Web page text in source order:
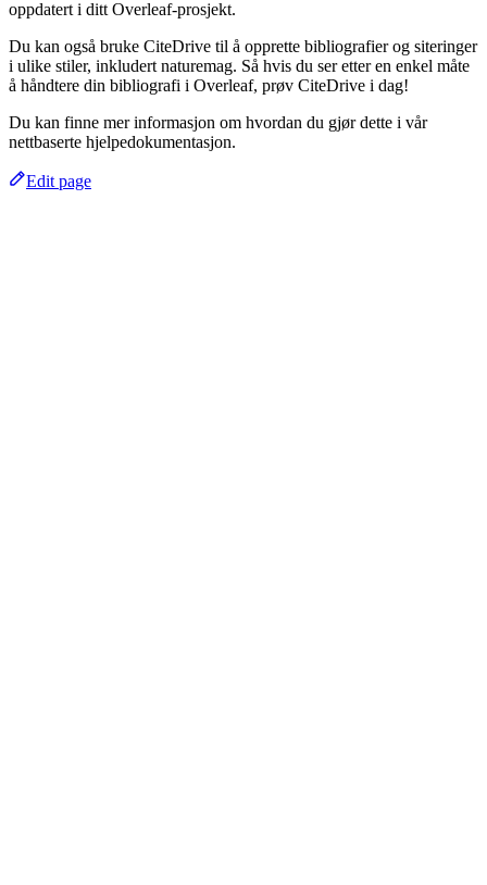
oppdatert i ditt Overleaf-prosjekt.
Du kan også bruke CiteDrive til å opprette bibliografier og siteringer
i ulike stiler, inkludert naturemag. Så hvis du ser etter en enkel måte
å håndtere din bibliografi i Overleaf, prøv CiteDrive i dag!
Du kan finne mer informasjon om hvordan du gjør dette i vår
nettbaserte hjelpedokumentasjon.
Edit page